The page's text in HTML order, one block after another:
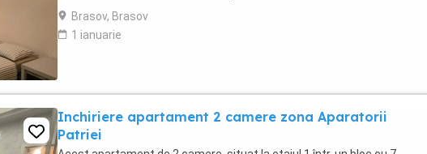
conditii bune. Facilitati: - ...
Brasov, Brasov
1 ianuarie
Inchiriere apartament 2 camere zona Aparatorii
Patriei